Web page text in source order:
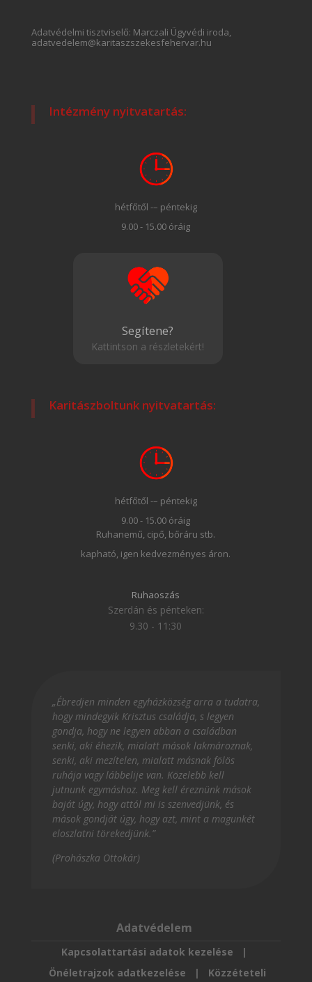
Adatvédelmi tisztviselő: Marczali Ügyvédi iroda,
adatvedelem@karitaszszekesfehervar.hu
Intézmény nyitvatartás:
hétfőtől -– péntekig
9.00 - 15.00 óráig
Segítene?
Kattintson a részletekért!
Karitászboltunk nyitvatartás:
hétfőtől -– péntekig
9.00 - 15.00 óráig
Ruhanemű, cipő, bőráru stb.
kapható, igen kedvezményes áron.
Ruhaoszás
Szerdán és pénteken:
9.30 - 11:30
„Ébredjen minden egyházközség arra a tudatra,
hogy mindegyik Krisztus családja, s legyen
gondja, hogy ne legyen abban a családban
senki, aki éhezik, mialatt mások lakmároznak,
senki, aki mezítelen, mialatt másnak fölös
ruhája vagy lábbelije van. Közelebb kell
jutnunk egymáshoz. Meg kell éreznünk mások
baját úgy, hogy attól mi is szenvedjünk, és
mások gondját úgy, hogy azt, mint a magunkét
eloszlatni törekedjünk.”
(Prohászka Ottokár)
Adatvédelem
Kapcsolattartási adatok kezelése |
Önéletrajzok adatkezelése
| Közzéteteli